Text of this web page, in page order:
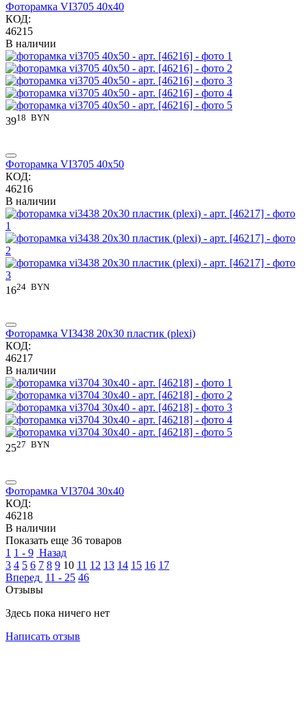
Фоторамка VI3705 40x40
КОД:
46215
В наличии
3918 BYN
Фоторамка VI3705 40x50
КОД:
46216
В наличии
1624 BYN
Фоторамка VI3438 20x30 пластик (plexi)
КОД:
46217
В наличии
2527 BYN
Фоторамка VI3704 30x40
КОД:
46218
В наличии
Показать еще 36 товаров
1 1 - 9 Назад
3 4 5 6 7 8 9 10 11 12 13 14 15 16 17
Вперед 11 - 25 46
Отзывы
Здесь пока ничего нет
Написать отзыв